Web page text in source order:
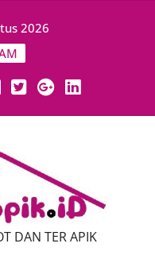
2026
DAN TER APIK